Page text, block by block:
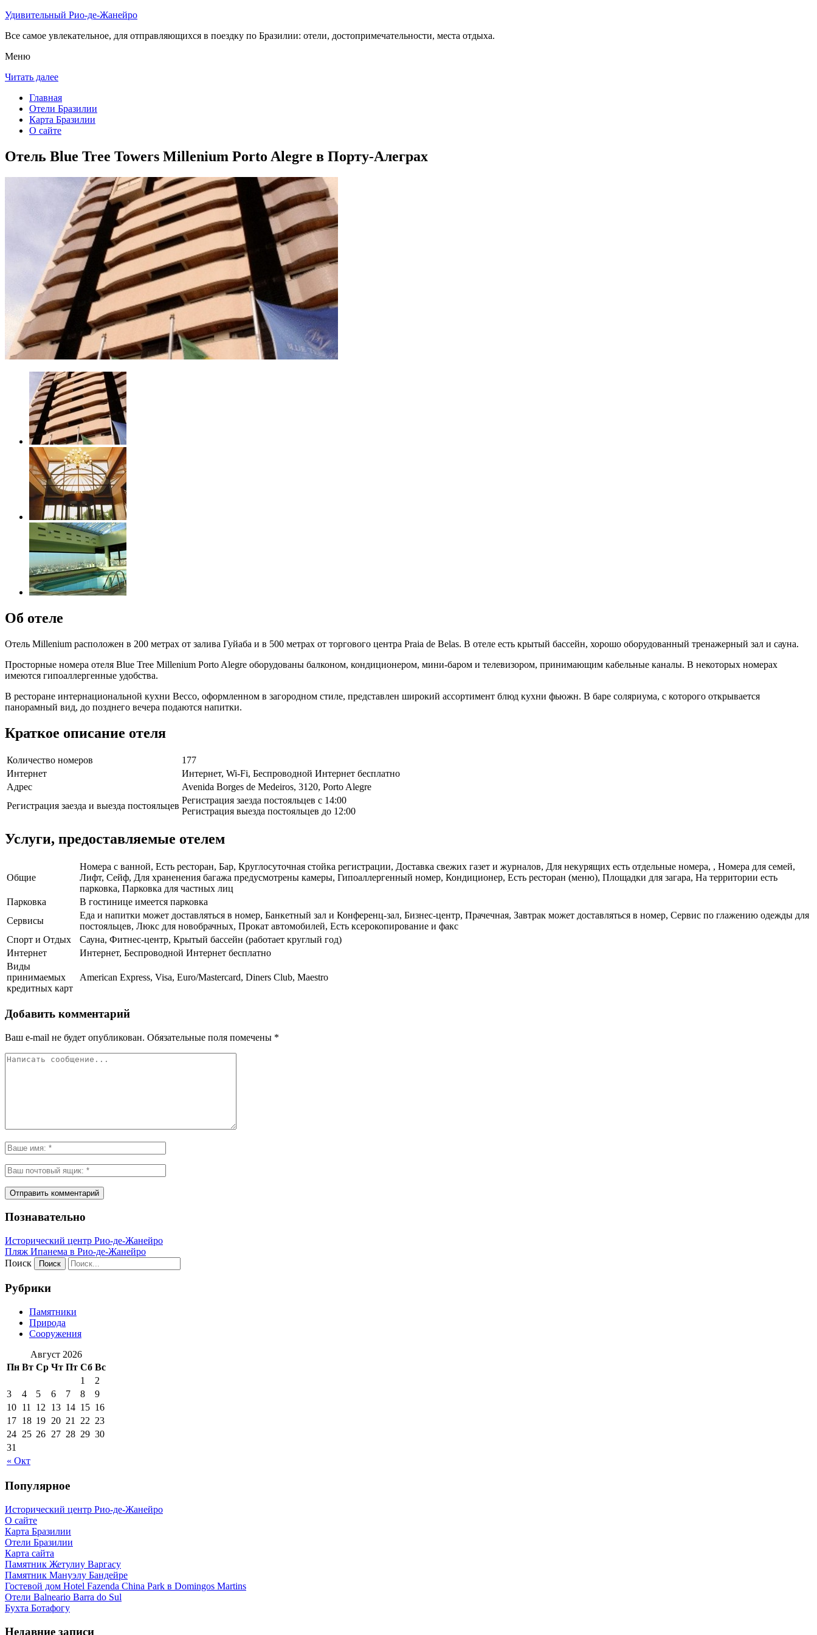
Удивительный Рио-де-Жанейро
Все самое увлекательное, для отправляющихся в поездку по Бразилии: отели, достопримечательности, места отдыха.
Меню
Читать далее
Главная
Отели Бразилии
Карта Бразилии
О сайте
Отель Blue Tree Towers Millenium Porto Alegre в Порту-Алеграх
Об отеле
Отель Millenium расположен в 200 метрах от залива Гуйаба и в 500 метрах от торгового центра Praia de Belas. В отеле есть крытый бассейн, хорошо оборудованный тренажерный зал и сауна.
Просторные номера отеля Blue Tree Millenium Porto Alegre оборудованы балконом, кондиционером, мини-баром и телевизором, принимающим кабельные каналы. В некоторых номерах
имеются гипоаллергенные удобства.
В ресторане интернациональной кухни Becco, оформленном в загородном стиле, представлен широкий ассортимент блюд кухни фьюжн. В баре соляриума, с которого открывается
панорамный вид, до позднего вечера подаются напитки.
Краткое описание отеля
Количество номеров
177
Интернет
Интернет, Wi-Fi, Беспроводной Интернет бесплатно
Адрес
Avenida Borges de Medeiros, 3120, Porto Alegre
Регистрация заезда и выезда постояльцев
Регистрация заезда постояльцев с 14:00
Регистрация выезда постояльцев до 12:00
Услуги, предоставляемые отелем
Общие
Номера с ванной, Есть ресторан, Бар, Круглосуточная стойка регистрации, Доставка свежих газет и журналов, Для некурящих есть отдельные номера, , Номера для семей,
Лифт, Сейф, Для храненения багажа предусмотрены камеры, Гипоаллергенный номер, Кондиционер, Есть ресторан (меню), Площадки для загара, На территории есть
парковка, Парковка для частных лиц
Парковка
В гостинице имеется парковка
Сервисы
Еда и напитки может доставляться в номер, Банкетный зал и Конференц-зал, Бизнес-центр, Прачечная, Завтрак может доставляться в номер, Сервис по глажению одежды для
постояльцев, Люкс для новобрачных, Прокат автомобилей, Есть ксерокопирование и факс
Спорт и Отдых
Сауна, Фитнес-центр, Крытый бассейн (работает круглый год)
Интернет
Интернет, Беспроводной Интернет бесплатно
Виды
принимаемых
кредитных карт
American Express, Visa, Euro/Mastercard, Diners Club, Maestro
Добавить комментарий
Ваш e-mail не будет опубликован. Обязательные поля помечены *
Познавательно
Исторический центр Рио-де-Жанейро
Пляж Ипанема в Рио-де-Жанейро
Поиск
Рубрики
Памятники
Природа
Сооружения
Август 2026
Пн Вт Ср Чт Пт Сб Вс
« Окт
1
2
3
4 5 6 7 8
9
10 11 12 13 14 15 16
17 18 19 20 21 22 23
24 25 26 27 28 29 30
31
Популярное
Исторический центр Рио-де-Жанейро
О сайте
Карта Бразилии
Отели Бразилии
Карта сайта
Памятник Жетулиу Варгасу
Памятник Мануэлу Бандейре
Гостевой дом Hotel Fazenda China Park в Domingos Martins
Отели Balneario Barra do Sul
Бухта Ботафогу
Недавние записи